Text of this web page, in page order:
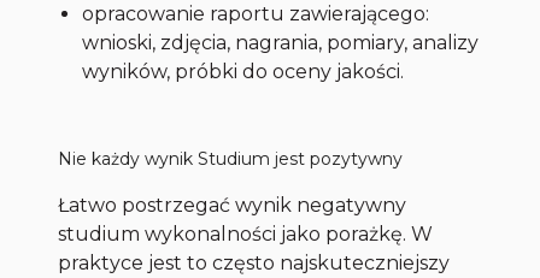
opracowanie raportu zawierającego:
wnioski, zdjęcia, nagrania, pomiary, analizy
wyników, próbki do oceny jakości.
Nie każdy wynik Studium jest pozytywny
Łatwo postrzegać wynik negatywny
studium wykonalności jako porażkę. W
praktyce jest to często najskuteczniejszy